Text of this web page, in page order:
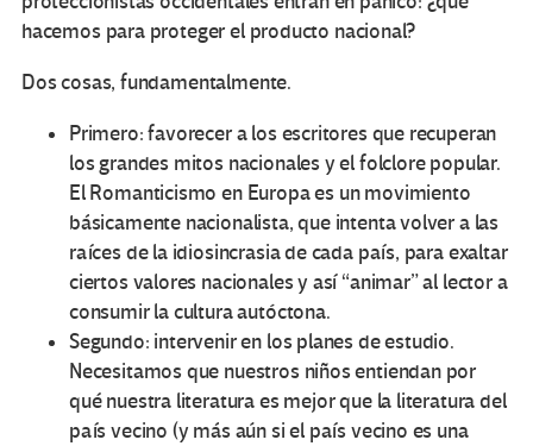
hacemos para proteger el producto nacional?
Dos cosas, fundamentalmente.
Primero: favorecer a los escritores que recuperan
los grandes mitos nacionales y el folclore popular.
El Romanticismo en Europa es un movimiento
básicamente nacionalista, que intenta volver a las
raíces de la idiosincrasia de cada país, para exaltar
ciertos valores nacionales y así “animar” al lector a
consumir la cultura autóctona.
Segundo: intervenir en los planes de estudio.
Necesitamos que nuestros niños entiendan por
qué nuestra literatura es mejor que la literatura del
país vecino (y más aún si el país vecino es una